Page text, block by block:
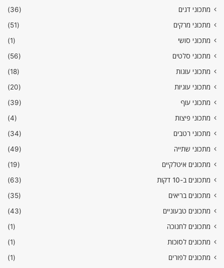
מתכוני דגים
(36)
מתכוני מרקים
(51)
מתכוני סושי
(1)
מתכוני סלטים
(56)
מתכוני עוגות
(18)
מתכוני עוגיות
(20)
מתכוני עוף
(39)
מתכוני פיצות
(4)
מתכוני רטבים
(34)
מתכוני שתייה
(49)
מתכונים איטלקיים
(19)
מתכונים ב-10 דקות
(63)
מתכונים בריאים
(35)
מתכונים טבעוניים
(43)
מתכונים לחנוכה
(1)
מתכונים לסוכות
(1)
מתכונים לפורים
(1)